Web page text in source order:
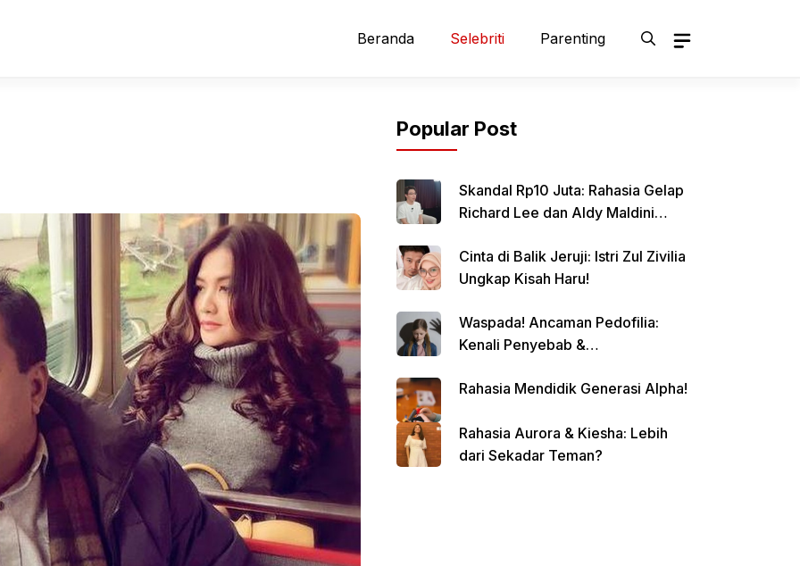
Beranda Selebriti Parenting
Popular Post
Skandal Rp10 Juta: Rahasia Gelap
Richard Lee dan Aldy Maldini
Cinta di Balik Jeruji: Istri Zul Zivilia
Ungkap Kisah Haru!
Waspada! Ancaman Pedofilia:
Kenali Penyebab &
Rahasia Mendidik Generasi Alpha!
Rahasia Aurora & Kiesha: Lebih
dari Sekadar Teman?